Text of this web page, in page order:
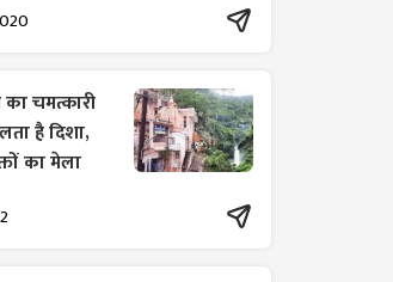
चमत्कारी
है दिशा,
का मेला